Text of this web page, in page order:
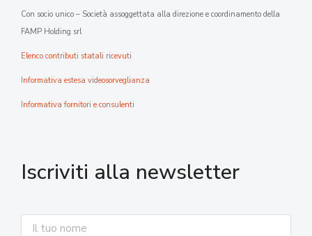
Con socio unico – Società assoggettata alla direzione e coordinamento della
FAMP Holding srl
Elenco contributi statali ricevuti
Informativa estesa videosorveglianza
Informativa fornitori e consulenti
Iscriviti alla newsletter